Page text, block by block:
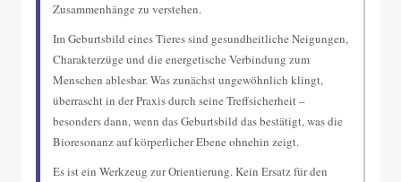
Zusammenhänge zu verstehen.
Im Geburtsbild eines Tieres sind gesundheitliche Neigungen,
Charakterzüge und die energetische Verbindung zum
Menschen ablesbar. Was zunächst ungewöhnlich klingt,
überrascht in der Praxis durch seine Treffsicherheit –
besonders dann, wenn das Geburtsbild das bestätigt, was die
Bioresonanz auf körperlicher Ebene ohnehin zeigt.
Es ist ein Werkzeug zur Orientierung. Kein Ersatz für den